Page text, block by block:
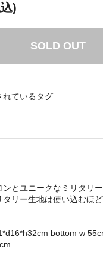
)
SOLD OUT
れているタグ
ンとユニークなミリタリ
タリー生地は使い込むほ
bottom w